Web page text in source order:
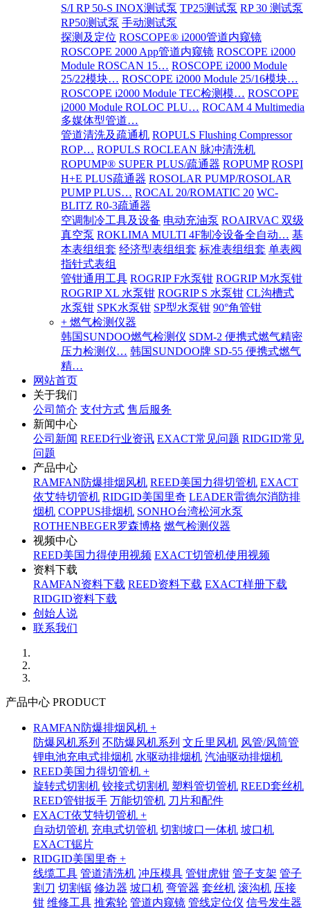
S/I RP 50-S INOX测试泵 TP25测试泵 RP 30 测试泵
RP50测试泵 手动测试泵
探测及定位 ROSCOPE® i2000管道内窥镜
ROSCOPE 2000 App管道内窥镜 ROSCOPE i2000
Module ROSCAN 15… ROSCOPE i2000 Module
25/22模块… ROSCOPE i2000 Module 25/16模块…
ROSCOPE i2000 Module TEC检测模… ROSCOPE
i2000 Module ROLOC PLU… ROCAM 4 Multimedia
多媒体型管道…
管道清洗及疏通机 ROPULS Flushing Compressor
ROP… ROPULS ROCLEAN 脉冲清洗机
ROPUMP® SUPER PLUS/疏通器 ROPUMP ROSPI
H+E PLUS疏通器 ROSOLAR PUMP/ROSOLAR
PUMP PLUS… ROCAL 20/ROMATIC 20 WC-
BLITZ R0-3疏通器
空调制冷工具及设备 电动充油泵 ROAIRVAC 双级
真空泵 ROKLIMA MULTI 4F制冷设备全自动… 基
本表组组套 经济型表组组套 标准表组组套 单表阀
指针式表组
管钳通用工具 ROGRIP F水泵钳 ROGRIP M水泵钳
ROGRIP XL 水泵钳 ROGRIP S 水泵钳 CL沟槽式
水泵钳 SPK水泵钳 SP型水泵钳 90°角管钳
+ 燃气检测仪器
韩国SUNDOO燃气检测仪 SDM-2 便携式燃气精密
压力检测仪… 韩国SUNDOO牌 SD-55 便携式燃气
精…
网站首页
关于我们
公司简介 支付方式 售后服务
新闻中心
公司新闻 REED行业资讯 EXACT常见问题 RIDGID常见
问题
产品中心
RAMFAN防爆排烟风机 REED美国力得切管机 EXACT
依艾特切管机 RIDGID美国里奇 LEADER雷德尔消防排
烟机 COPPUS排烟机 SONHO台湾松河水泵
ROTHENBEGER罗森博格 燃气检测仪器
视频中心
REED美国力得使用视频 EXACT切管机使用视频
资料下载
RAMFAN资料下载 REED资料下载 EXACT样册下载
RIDGID资料下载
创始人说
联系我们
产品中心 PRODUCT
RAMFAN防爆排烟风机 +
防爆风机系列 不防爆风机系列 文丘里风机 风管/风筒管
锂电池充电式排烟机 水驱动排烟机 汽油驱动排烟机
REED美国力得切管机 +
旋转式切割机 铰接式切割机 塑料管切管机 REED套丝机
REED管钳扳手 万能切管机 刀片和配件
EXACT依艾特切管机 +
自动切管机 充电式切管机 切割坡口一体机 坡口机
EXACT锯片
RIDGID美国里奇 +
线缆工具 管道清洗机 冲压模具 管钳虎钳 管子支架 管子
割刀 切割锯 修边器 坡口机 弯管器 套丝机 滚沟机 压接
钳 维修工具 推索轮 管道内窥镜 管线定位仪 信号发生器